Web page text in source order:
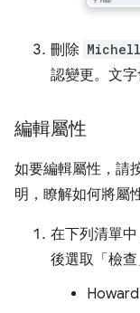
刪除
認變更。文字
編輯屬性
如要編輯屬性，請
明，瞭解如何將屬
在下列清單中
後選取「檢查
Howard